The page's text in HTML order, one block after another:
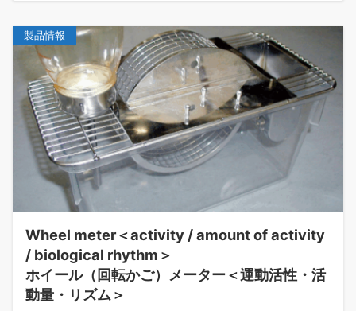
製品情報
Wheel meter＜activity / amount of activity
/ biological rhythm＞
ホイール（回転かご）メーター＜運動活性・活
動量・リズム＞